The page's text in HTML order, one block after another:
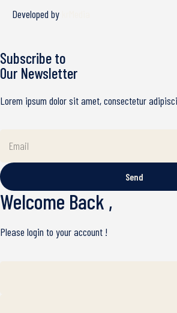
Developed by
Subscribe to
Our Newsletter
Lorem ipsum dolor sit amet, consectetur
Send
Welcome Back ,
Please login to your account !